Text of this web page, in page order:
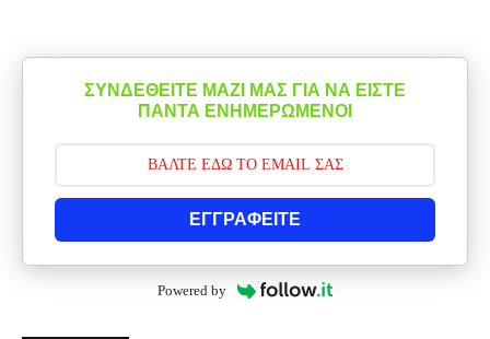
ΣΥΝΔΕΘΕΙΤΕ ΜΑΖΙ ΜΑΣ ΓΙΑ ΝΑ ΕΙΣΤΕ
ΠΑΝΤΑ ΕΝΗΜΕΡΩΜΕΝΟΙ
ΕΓΓΡΑΦΕΙΤΕ
Powered by